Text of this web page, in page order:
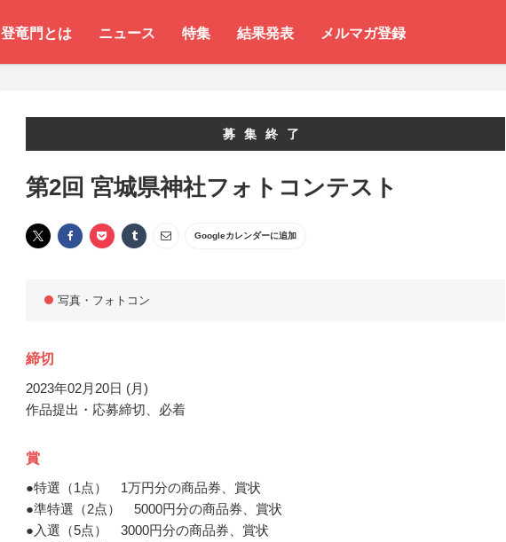
登竜門とは ニュース 特集 結果発表 メルマガ登録
募集終了
第2回 宮城県神社フォトコンテスト
Googleカレンダーに追加
写真・フォトコン
締切
2023年02月20日 (月)
作品提出・応募締切、必着
賞
●特選（1点） 1万円分の商品券、賞状
●準特選（2点） 5000円分の商品券、賞状
●入選（5点） 3000円分の商品券、賞状